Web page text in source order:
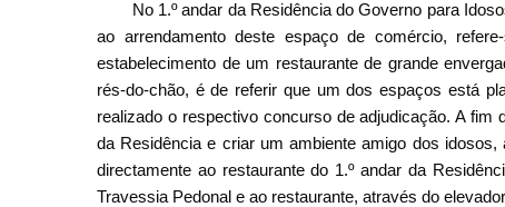
No 1.º andar da Residência do Governo para
ao arrendamento deste espaço de comércio,
estabelecimento de um restaurante de grande
rés-do-chão, é de referir que um dos espaços está
realizado o respectivo concurso de adjudicação. A
da Residência e criar um ambiente amigo dos
directamente ao restaurante do 1.º andar da
Travessia Pedonal e ao restaurante, através do